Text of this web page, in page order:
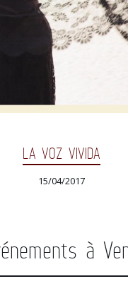
LA VOZ VIVIDA
15/04/2017
à